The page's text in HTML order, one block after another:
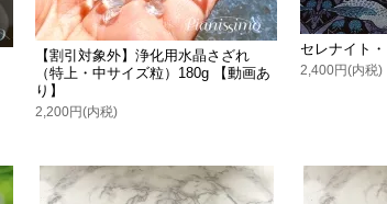
【割引対象外】浄化用水晶さざれ
（特上・中サイズ粒）180g 【動画あ
り】
2,200円(内税)
セレナイト
2,400円(内税)